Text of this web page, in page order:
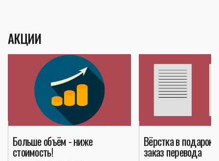
АКЦИИ
Больше объём - ниже
стоимость!
Вёрстка в подарок
заказ перевода